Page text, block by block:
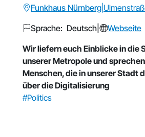
Funkhaus Nürnberg
Sprache: Deutsch
Webseite
Wir liefern euch Einblicke in die
unserer Metropole und
Menschen, die in unserer Stadt
über die Digitalisierung
#Politics